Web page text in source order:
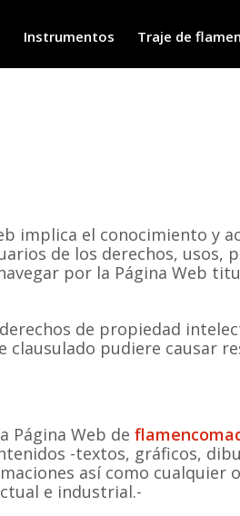
Instrumentos Traje de
implica el conocimiento y
de los derechos, usos,
por la Página Web
de propiedad
pudiere causar
Página Web de
-textos, gráficos,
así como
e industrial.-